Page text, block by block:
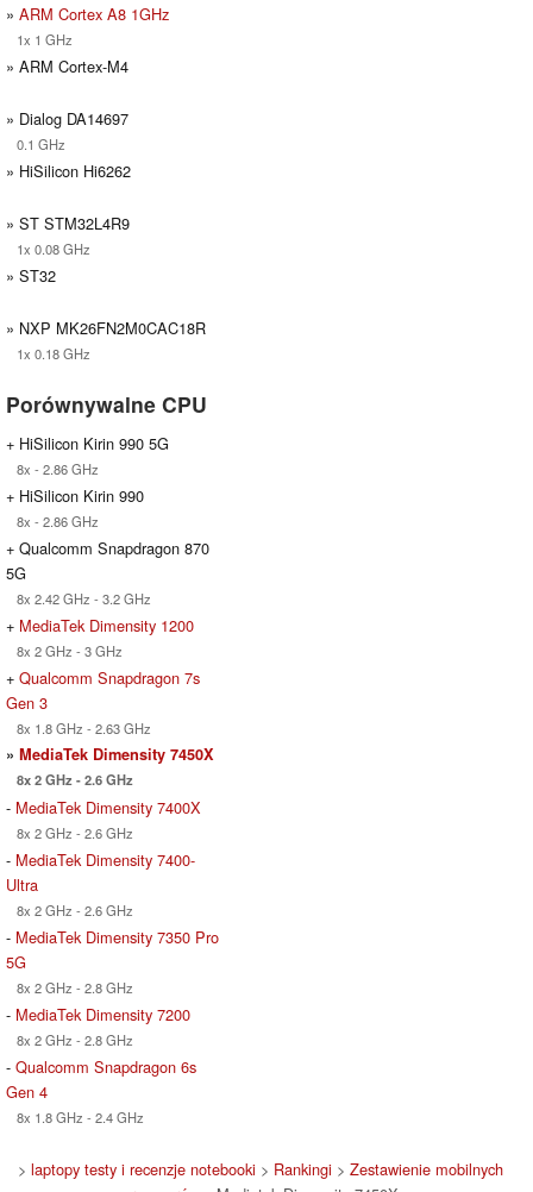
» ARM Cortex A8 1GHz
1x 1 GHz
» ARM Cortex-M4
» Dialog DA14697
0.1 GHz
» HiSilicon Hi6262
» ST STM32L4R9
1x 0.08 GHz
» ST32
» NXP MK26FN2M0CAC18R
1x 0.18 GHz
Porównywalne CPU
+ HiSilicon Kirin 990 5G
8x - 2.86 GHz
+ HiSilicon Kirin 990
8x - 2.86 GHz
+ Qualcomm Snapdragon 870
5G
8x 2.42 GHz - 3.2 GHz
+ MediaTek Dimensity 1200
8x 2 GHz - 3 GHz
+ Qualcomm Snapdragon 7s
Gen 3
8x 1.8 GHz - 2.63 GHz
» MediaTek Dimensity 7450X
8x 2 GHz - 2.6 GHz
- MediaTek Dimensity 7400X
8x 2 GHz - 2.6 GHz
- MediaTek Dimensity 7400-
Ultra
8x 2 GHz - 2.6 GHz
- MediaTek Dimensity 7350 Pro
5G
8x 2 GHz - 2.8 GHz
- MediaTek Dimensity 7200
8x 2 GHz - 2.8 GHz
- Qualcomm Snapdragon 6s
Gen 4
8x 1.8 GHz - 2.4 GHz
> laptopy testy i recenzje notebooki > Rankingi > Zestawienie mobilnych